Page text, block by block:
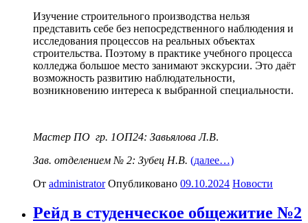
Изучение строительного производства нельзя
представить себе без непосредственного наблюдения и
исследования процессов на реальных объектах
строительства. Поэтому в практике учебного процесса
колледжа большое место занимают экскурсии. Это даёт
возможность развитию наблюдательности,
возникновению интереса к выбранной специальности.
Мастер ПО гр. 1ОП24: Завьялова Л.В.
Зав. отделением № 2: Зубец Н.В. (далее…)
От administrator Опубликовано 09.10.2024 Новости
Рейд в студенческое общежитие №2